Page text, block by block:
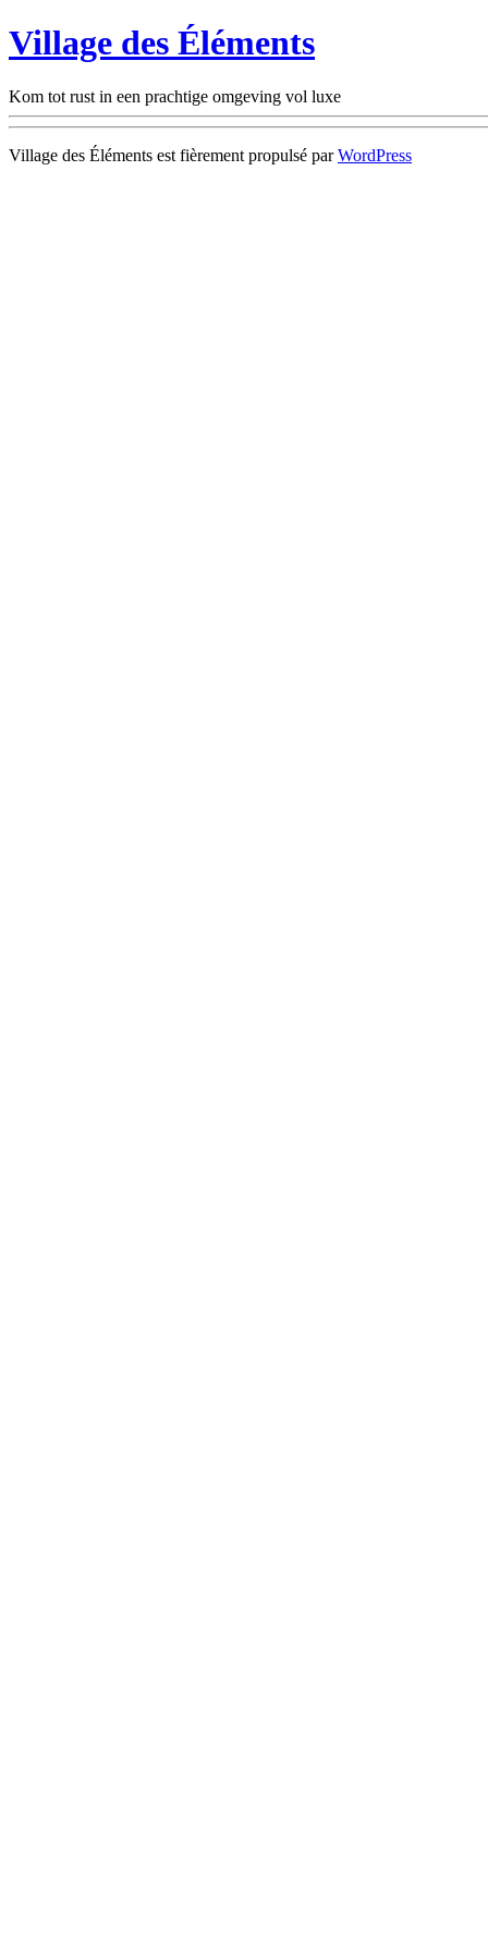
Village des Éléments
Kom tot rust in een prachtige omgeving vol luxe
Village des Éléments est fièrement propulsé parWordPress